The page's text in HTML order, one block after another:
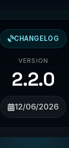
CHANGELOG
VERSION
2.2.0
12/06/2026